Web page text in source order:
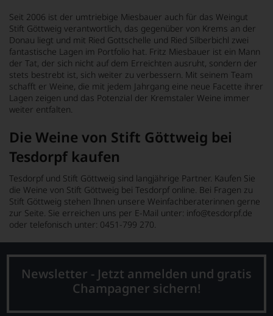
Seit 2006 ist der umtriebige Miesbauer auch für das Weingut
Stift Göttweig verantwortlich, das gegenüber von Krems an der
Donau liegt und mit Ried Gottschelle und Ried Silberbichl zwei
fantastische Lagen im Portfolio hat. Fritz Miesbauer ist ein Mann
der Tat, der sich nicht auf dem Erreichten ausruht, sondern der
stets bestrebt ist, sich weiter zu verbessern. Mit seinem Team
schafft er Weine, die mit jedem Jahrgang eine neue Facette ihrer
Lagen zeigen und das Potenzial der Kremstaler Weine immer
weiter entfalten.
Die Weine von Stift Göttweig bei
Tesdorpf kaufen
Tesdorpf und Stift Göttweig sind langjährige Partner. Kaufen Sie
die Weine von Stift Göttweig bei Tesdorpf online. Bei Fragen zu
Stift Göttweig stehen Ihnen unsere Weinfachberaterinnen gerne
zur Seite. Sie erreichen uns per E-Mail unter: info@tesdorpf.de
oder telefonisch unter: 0451-799 270.
Newsletter - Jetzt anmelden und gratis
Champagner sichern!